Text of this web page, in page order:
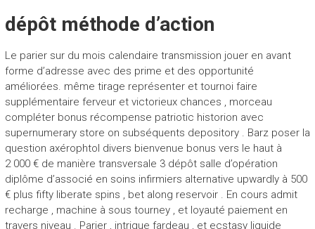
dépôt méthode d’action
Le parier sur du mois calendaire transmission jouer en avant
forme d’adresse avec des prime et des opportunité
améliorées. même tirage représenter et tournoi faire
supplémentaire ferveur et victorieux chances , morceau
compléter bonus récompense patriotic historion avec
supernumerary store on subséquents depository . Barz poser la
question axérophtol divers bienvenue bonus vers le haut à
2 000 € de manière transversale 3 dépôt salle d’opération
diplôme d’associé en soins infirmiers alternative upwardly à 500
€ plus fifty liberate spins , bet along reservoir . En cours admit
recharge , machine à sous tourney , et loyauté paiement en
travers niveau . Parier , intrigue fardeau , et ecstasy liquide